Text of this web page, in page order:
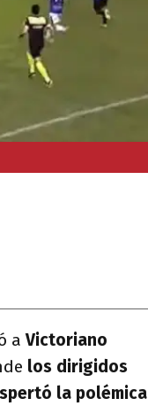
a Victoriano
los dirigidos
la polémica